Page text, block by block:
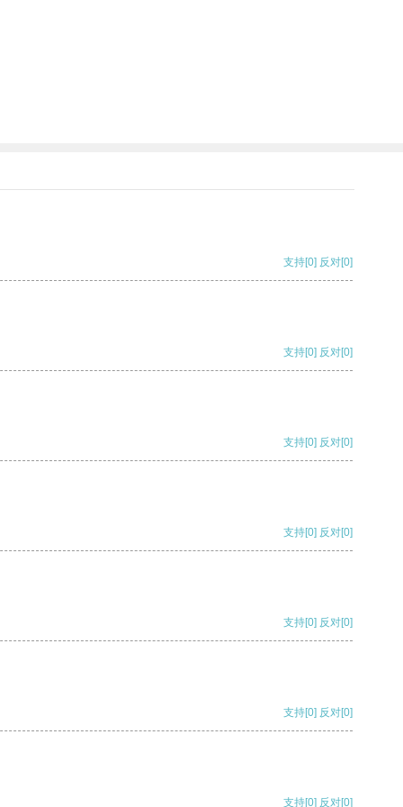
支持[0] 反对[0]
支持[0] 反对[0]
支持[0] 反对[0]
支持[0] 反对[0]
支持[0] 反对[0]
支持[0] 反对[0]
支持[0] 反对[0]